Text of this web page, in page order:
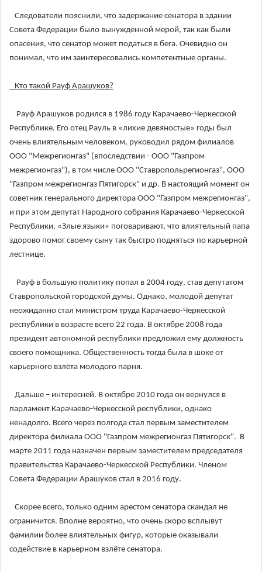
Следователи пояснили, что задержание сенатора в здании
Совета Федерации было вынужденной мерой, так как были
опасения, что сенатор может податься в бега. Очевидно он
понимал, что им заинтересовались компетентные органы.
Кто такой Рауф Арашуков?
Рауф Арашуков родился в 1986 году Карачаево-Черкесской
Республике. Его отец Рауль в «лихие девяностые» годы был
очень влиятельным человеком, руководил рядом филиалов
ООО "Межрегионгаз" (впоследствии - ООО "Газпром
межрегионгаз"), в том числе ООО "Ставропольрегионгаз", ООО
"Газпром межрегионгаз Пятигорск" и др. В настоящий момент он
советник генерального директора ООО "Газпром межрегионгаз",
и при этом депутат Народного собрания Карачаево-Черкесской
Республики. «Злые языки» поговаривают, что влиятельный папа
здорово помог своему сыну так быстро подняться по карьерной
лестнице.
Рауф в большую политику попал в 2004 году, став депутатом
Ставропольской городской думы. Однако, молодой депутат
неожиданно стал министром труда Карачаево-Черкесской
республики в возрасте всего 22 года. В октябре 2008 года
президент автономной республики предложил ему должность
своего помощника. Общественность тогда была в шоке от
карьерного взлёта молодого парня.
Дальше – интересней. В октябре 2010 года он вернулся в
парламент Карачаево-Черкесской республики, однако
ненадолго. Всего через полгода стал первым заместителем
директора филиала ООО "Газпром межрегионгаз Пятигорск". В
марте 2011 года назначен первым заместителем председателя
правительства Карачаево-Черкесской Республики. Членом
Совета Федерации Арашуков стал в 2016 году.
Скорее всего, только одним арестом сенатора скандал не
ограничится. Вполне вероятно, что очень скоро всплывут
фамилии более влиятельных фигур, которые оказывали
содействие в карьерном взлёте сенатора.